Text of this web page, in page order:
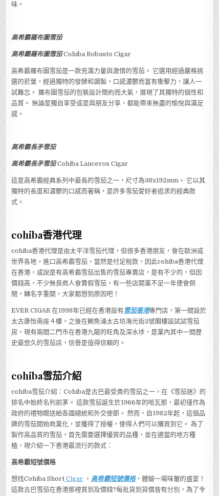
味。
高希霸羅布圖雪茄
高希霸羅布圖雪茄Cohiba Robusto Cigar
高希霸羅布圖雪茄是一款充滿力量與激情的雪茄。 它選用經過嚴格挑
選的菸葉，經過獨特的發酵和調製，口感濃鬱而富有衝擊力，讓人一
試難忘。 羅布圖雪茄的包裝設計簡約而大氣，展現了其獨特的個性和
品質。 無論是獨自享受或是與朋友分享，都能帶來無盡的愉悅與滿足
感。
高希霸長矛雪茄
高希霸長矛雪茄Cohiba Lanceros Cigar
這是高希霸經典系列中最長的雪茄之一，尺寸為38x192mm。 它以其
獨特的長度和濃鬱的口感而著稱，是許多雪茄愛好者追求的經典款
式。
cohiba香港代理
cohiba香港代理是由太平洋雪茄代理，但很多香港朋友，會在歐洲或
世界各地，進口高希霸雪茄，當然是付足稅款，因此cohiba香港代理
在香港，或說是有高希霸雪茄出售的雪茄專賣店，是有不少的，但因
價錢高，不少無良商人會賣假雪茄，有一些店開業不足一年便會倒
閉，轉名字重開，大家都想到原因吧！
EVER CIGAR 在1998年已經在香港設有雪茄香港專門店，第一間設於
太古康怡南座４樓，之後在鰂魚涌太古坊海光街2號閣樓設試試雪茄
房，現有兩間二門市在香港九龍的旺角及深水埗，是業內其中一間歷
史最悠久的雪茄店，信譽是值得信賴的。
cohiba雪茄介紹
cohiba雪茄介紹：Cohiba是古巴最受貴的雪茄之一，在《雪茄迷》的
排名中始終名列前茅。 這款雪茄誕生於1966年的哈瓦那，最初僅作為
政府的禮物贈送給各國總統和外交使節。 然而，自1982年起，這個品
牌的雪茄開始商業化，並獲得了授權，使得人們可以購買到它。 為了
製作高品質的雪茄，首先需要選擇優質的品種，並在適當的地方種
植，現介紹一下香港最流行的款式：
高希霸短號價格
想找Cohiba Short Cigar ， 高希霸短號價格，體驗一場味蕾的盛宴！
這款古巴雪茄在香港那裡買到及價錢?每批貨到貨價皆有分別，為了令